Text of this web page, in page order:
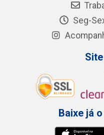
Seg-
Baixe já